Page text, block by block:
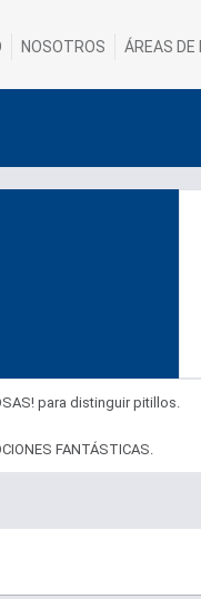
NOSOTROS ÁREAS
para distinguir pitillos.
FANTÁSTICAS.